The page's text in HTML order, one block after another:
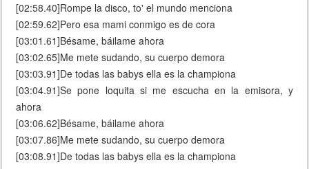
[02:58.40]Rompe la disco, to' el mundo menciona
[02:59.62]Pero esa mami conmigo es de cora
[03:01.61]Bésame, báilame ahora
[03:02.65]Me mete sudando, su cuerpo demora
[03:03.91]De todas las babys ella es la championa
[03:04.91]Se pone loquita si me escucha en la emisora, y
ahora
[03:06.62]Bésame, báilame ahora
[03:07.86]Me mete sudando, su cuerpo demora
[03:08.91]De todas las babys ella es la championa